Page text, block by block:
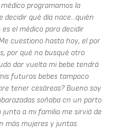
programamos la
qué día nace...quién
el médico para decidir
cuestiono hasta hoy, el por
por qué no busqué otro
dar vuelta mi bebe tendrá
futuros bebes tampoco
tener cesáreas? Bueno soy
soñaba cn un parto
a mi familia me sirvió de
más mujeres y juntas